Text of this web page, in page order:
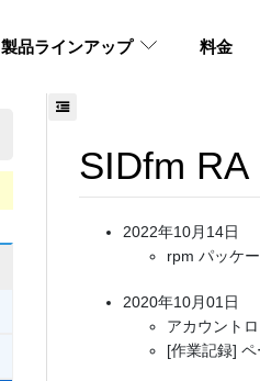
製品ラインアップ 料金
SIDfm RA
2022年10月14日
rpm パッケ
2020年10月01日
アカウント
[作業記録]